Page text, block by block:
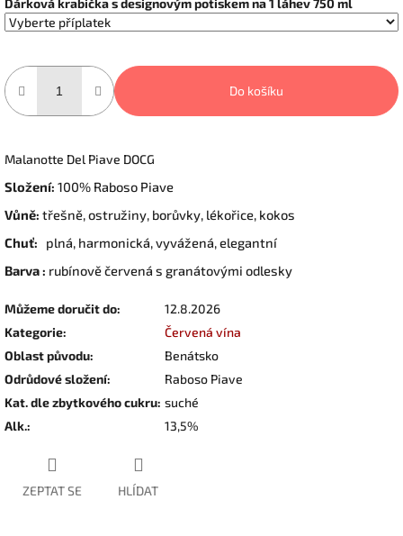
Dárková krabička s designovým potiskem na 1 láhev 750 ml
Do košíku
Malanotte Del Piave DOCG
Složení: 100% Raboso Piave
Vůně: třešně, ostružiny, borůvky, lékořice, kokos
Chuť:
plná, harmonická, vyvážená, elegantní
Barva : rubínově červená s granátovými odlesky
Můžeme doručit do:
12.8.2026
Kategorie:
Červená vína
Oblast původu:
Benátsko
Odrůdové složení:
Raboso Piave
Kat. dle zbytkového cukru: suché
Alk.: 13,5%
ZEPTAT SE HLÍDAT